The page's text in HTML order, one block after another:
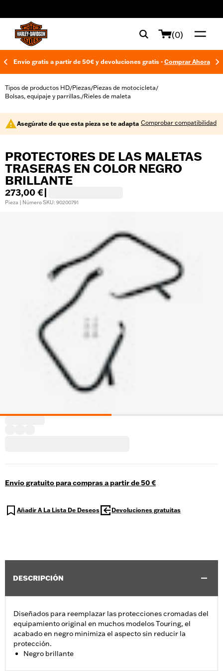
(0)
Envío gratis a partir de 50€ y devoluciones gratis - Comprar Ahora
Tipos de productos HD/Piezas/Piezas de motocicleta/
Bolsas, equipaje y parrillas./Rieles de maleta
Asegúrate de que esta pieza se te adapta Comprobar compatibilidad
PROTECTORES DE LAS MALETAS
TRASERAS EN COLOR NEGRO
BRILLANTE
273,00 €
Pieza | Número SKU: 90200791
Envío gratuito para compras a partir de 50 €
Añadir A La Lista De Deseos Devoluciones gratuitas
DESCRIPCIÓN
Diseñados para reemplazar las protecciones cromadas del
equipamiento original en muchos modelos Touring, el
acabado en negro minimiza el aspecto sin reducir la
protección.
Negro brillante